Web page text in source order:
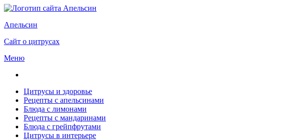
Апельсин
Сайт о цитрусах
Меню
Цитрусы и здоровье
Рецепты с апельсинами
Блюда с лимонами
Рецепты с мандаринами
Блюда с грейпфрутами
Цитрусы в интерьере